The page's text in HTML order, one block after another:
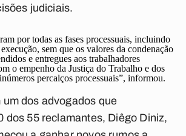
judiciais.
por todas as fases processuais, incluindo
sem que os valores da condenação
e entregues aos trabalhadores
o empenho da Justiça do Trabalho e dos
percalços processuais”, informou.
um dos advogados que
dos 55 reclamantes, Diêgo Diniz,